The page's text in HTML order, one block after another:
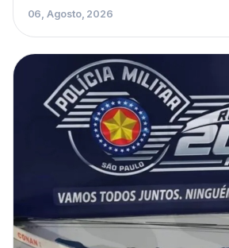
06, Agosto, 2026